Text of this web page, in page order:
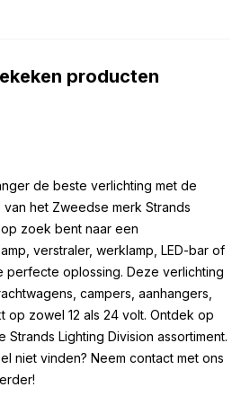
en tractoren. Dankzij de ECE R148 en
hij zelfs onder zware
blijft. Kortom: of je nu extra
upgrade voor je voertuig
XPA LED bar biedt een krachtige,
de lamp past waar je deze wilt
om de afmetingen te weten. De
Siberia XPA LED bar Double Row 22
producten
de beste verlichting met de
het Zweedse merk Strands
zoek bent naar een
verstraler, werklamp, LED-bar of
perfecte oplossing. Deze verlichting
campers, aanhangers,
op zowel 12 als 24 volt. Ontdek op
Lighting Division assortiment.
niet vinden? Neem contact met ons